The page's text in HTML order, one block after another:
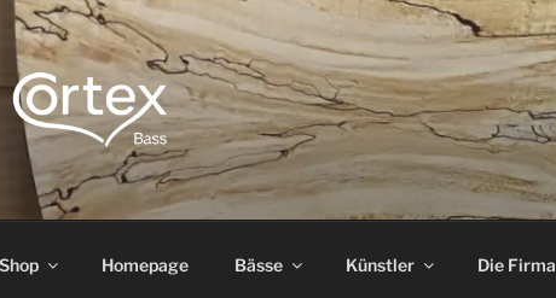
CORTEX BASS
Express your creative flow
Shop Homepage Bässe Künstler Die Firma